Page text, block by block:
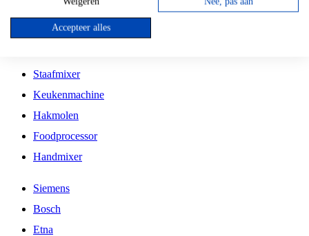
Inbouw Keramische Kookplaat
Kookplaat Accessoires
Staafmixer
Keukenmachine
Hakmolen
Foodprocessor
Handmixer
Siemens
Bosch
Etna
Accepteer alles